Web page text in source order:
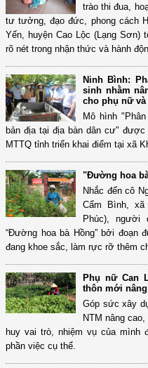
trào thi đua,
tư tưởng, đạo đức, phong cách
Yến, huyện Cao Lộc (Lạng
rõ nét trong nhận thức và hành
Ninh Bình:
sinh nhằm
cho phụ nữ
Mô hình
bản địa tại địa bàn dân cư"
MTTQ tỉnh triển khai điểm tại xã
"Đường hoa
Nhắc đến cô
Cẩm Bình,
Phúc),
“Đường hoa bà Hồng” bởi đoạn
đang khoe sắc, làm rực rỡ thêm
Phụ nữ Can
thôn mới
Góp sức xây
NTM nâng
huy vai trò, nhiệm vụ của mình
phần việc cụ thể.